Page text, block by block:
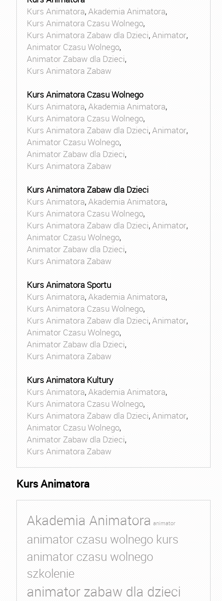
Kurs Animatora,Akademia Animatora,
Kurs Animatora Czasu Wolnego,
Kurs Animatora Zabaw dla Dzieci,Animator,
Animator Czasu Wolnego,
Animator Zabaw dla Dzieci,
Kurs Animatora Zabaw
Kurs Animatora Czasu Wolnego
Kurs Animatora,Akademia Animatora,
Kurs Animatora Czasu Wolnego,
Kurs Animatora Zabaw dla Dzieci,Animator,
Animator Czasu Wolnego,
Animator Zabaw dla Dzieci,
Kurs Animatora Zabaw
Kurs Animatora Zabaw dla Dzieci
Kurs Animatora,Akademia Animatora,
Kurs Animatora Czasu Wolnego,
Kurs Animatora Zabaw dla Dzieci,Animator,
Animator Czasu Wolnego,
Animator Zabaw dla Dzieci,
Kurs Animatora Zabaw
Kurs Animatora Sportu
Kurs Animatora,Akademia Animatora,
Kurs Animatora Czasu Wolnego,
Kurs Animatora Zabaw dla Dzieci,Animator,
Animator Czasu Wolnego,
Animator Zabaw dla Dzieci,
Kurs Animatora Zabaw
Kurs Animatora Kultury
Kurs Animatora,Akademia Animatora,
Kurs Animatora Czasu Wolnego,
Kurs Animatora Zabaw dla Dzieci,Animator,
Animator Czasu Wolnego,
Animator Zabaw dla Dzieci,
Kurs Animatora Zabaw
Kurs Animatora
Akademia Animatora animator
animator czasu wolnego kurs
animator czasu wolnego
szkolenie
animator zabaw dla dzieci